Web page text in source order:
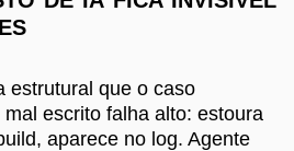
estrutural que o caso
escrito falha alto: estoura
aparece no log. Agente